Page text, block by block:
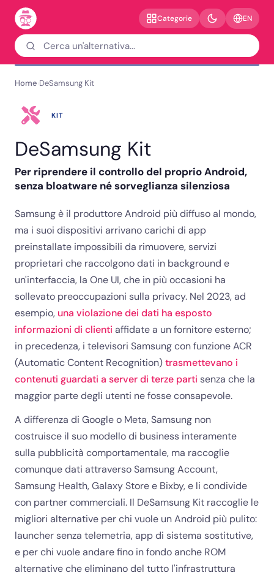
Categorie EN
Home DeSamsung Kit
KIT
DeSamsung Kit
Per riprendere il controllo del proprio Android,
senza bloatware né sorveglianza silenziosa
Samsung è il produttore Android più diffuso al mondo,
ma i suoi dispositivi arrivano carichi di app
preinstallate impossibili da rimuovere, servizi
proprietari che raccolgono dati in background e
un'interfaccia, la One UI, che in più occasioni ha
sollevato preoccupazioni sulla privacy. Nel 2023, ad
esempio, una violazione dei dati ha esposto
informazioni di clienti affidate a un fornitore esterno;
in precedenza, i televisori Samsung con funzione ACR
(Automatic Content Recognition)trasmettevano i
contenuti guardati a server di terze parti senza che la
maggior parte degli utenti ne fosse consapevole.
A differenza di Google o Meta, Samsung non
costruisce il suo modello di business interamente
sulla pubblicità comportamentale, ma raccoglie
comunque dati attraverso Samsung Account,
Samsung Health, Galaxy Store e Bixby, e li condivide
con partner commerciali. Il DeSamsung Kit raccoglie le
migliori alternative per chi vuole un Android più pulito:
launcher senza telemetria, app di sistema sostitutive,
e per chi vuole andare fino in fondo anche ROM
alternative che eliminano del tutto l'infrastruttura